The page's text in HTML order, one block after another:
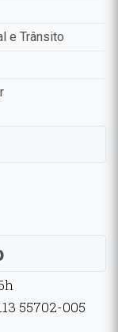
e Trânsito
55702-005